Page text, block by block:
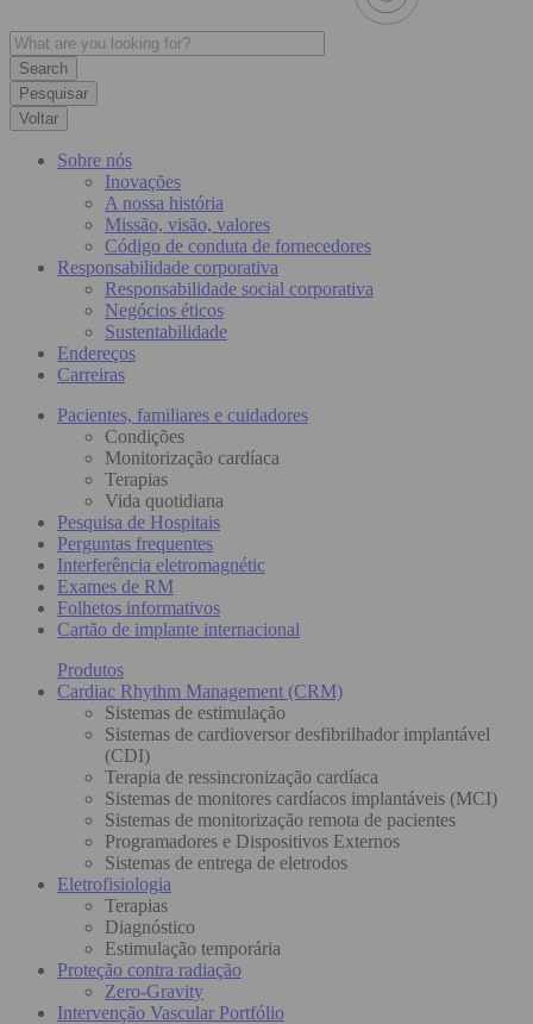
Pesquisar
Voltar
Sobre nós
Inovações
A nossa história
Missão, visão, valores
Código de conduta de fornecedores
Responsabilidade corporativa
Responsabilidade social corporativa
Negócios éticos
Sustentabilidade
Endereços
Carreiras
Pacientes, familiares e cuidadores
Condições
Monitorização cardíaca
Terapias
Vida quotidiana
Pesquisa de Hospitais
Perguntas frequentes
Interferência eletromagnétic
Exames de RM
Folhetos informativos
Cartão de implante internacional
Produtos
Cardiac Rhythm Management (CRM)
Sistemas de estimulação
Sistemas de cardioversor desfibrilhador implantável
(CDI)
Terapia de ressincronização cardíaca
Sistemas de monitores cardíacos implantáveis (MCI)
Sistemas de monitorização remota de pacientes
Programadores e Dispositivos Externos
Sistemas de entrega de eletrodos
Eletrofisiologia
Terapias
Diagnóstico
Estimulação temporária
Proteção contra radiação
Zero-Gravity
Intervenção Vascular Portfólio